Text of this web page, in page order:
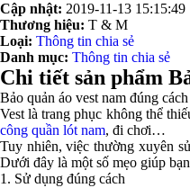
Cập nhật: 2019-11-13 15:15:49
Thương hiệu: T & M
Loại: Thông tin chia sẻ
Danh mục: Thông tin chia sẻ
Chi tiết sản phẩm
Bảo quản áo vest nam đúng cách
Vest là trang phục không thể
công quần lót nam, đi chơi…
Tuy nhiên, việc thường xuyên
Dưới đây là một số mẹo giúp
1. Sử dụng đúng cách